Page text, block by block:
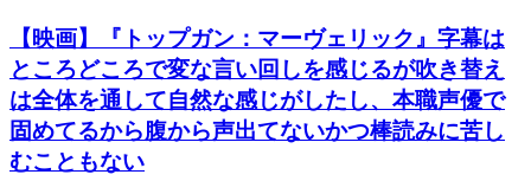
【映画】『トップガン：マーヴェリック』字幕は
ところどころで変な言い回しを感じるが吹き替え
は全体を通して自然な感じがしたし、本職声優で
固めてるから腹から声出てないかつ棒読みに苦し
むこともない